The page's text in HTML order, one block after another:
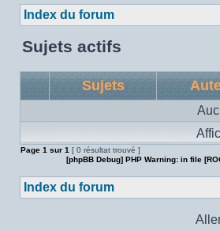
Index du forum
Sujets actifs
Sujets
Page 1 sur 1 [ 0 résultat trouvé ]
[phpBB Debug] PHP Warning: in file
Index du forum